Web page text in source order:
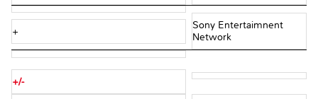
+
Sony Entertaimnent
Network
+/-